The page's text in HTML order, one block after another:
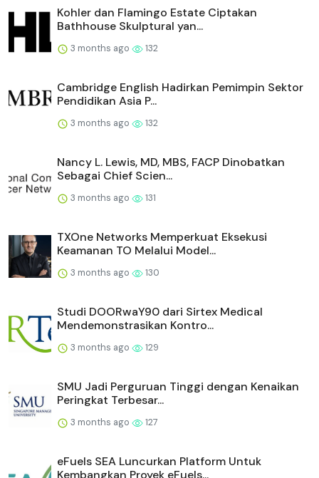
Kohler dan Flamingo Estate Ciptakan
Bathhouse Skulptural yan...
3 months ago 132
Cambridge English Hadirkan Pemimpin Sektor
Pendidikan Asia P...
3 months ago 132
Nancy L. Lewis, MD, MBS, FACP Dinobatkan
Sebagai Chief Scien...
3 months ago 131
TXOne Networks Memperkuat Eksekusi
Keamanan TO Melalui Model...
3 months ago 130
Studi DOORwaY90 dari Sirtex Medical
Mendemonstrasikan Kontro...
3 months ago 129
SMU Jadi Perguruan Tinggi dengan Kenaikan
Peringkat Terbesar...
3 months ago 127
eFuels SEA Luncurkan Platform Untuk
Kembangkan Proyek eFuels...